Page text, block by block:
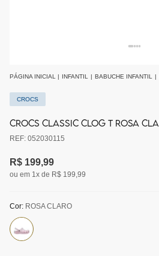
PÁGINA INICIAL | INFANTIL | BABUCHE INFANTIL |
CROCS
CROCS CLASSIC CLOG T ROSA
REF: 052030115
R$ 199,99
ou em 1x de R$ 199,99
Cor: ROSA CLARO